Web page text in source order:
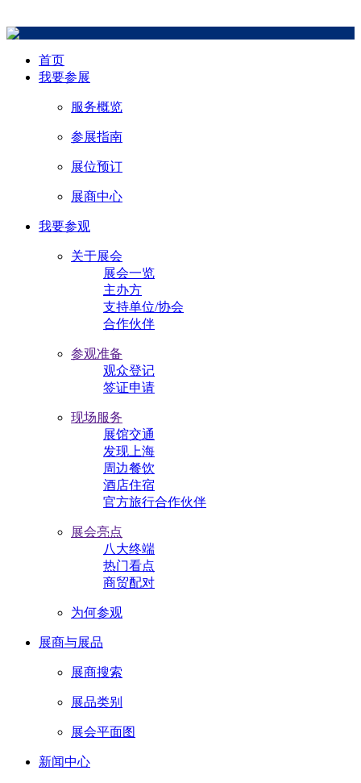
首页
我要参展
服务概览
参展指南
展位预订
展商中心
我要参观
关于展会
展会一览
主办方
支持单位/协会
合作伙伴
参观准备
观众登记
签证申请
现场服务
展馆交通
发现上海
周边餐饮
酒店住宿
官方旅行合作伙伴
展会亮点
八大终端
热门看点
商贸配对
为何参观
展商与展品
展商搜索
展品类别
展会平面图
新闻中心